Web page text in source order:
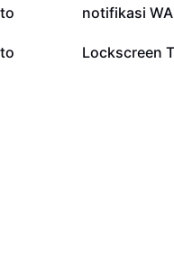
11,6 rb
notifikasi WA
3 rb
Lockscreen